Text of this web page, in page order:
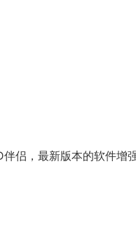
侣，最新版本的软件增